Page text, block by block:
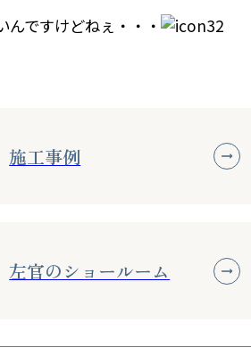
ですけどねぇ・・・
施工事例
左官のショールーム